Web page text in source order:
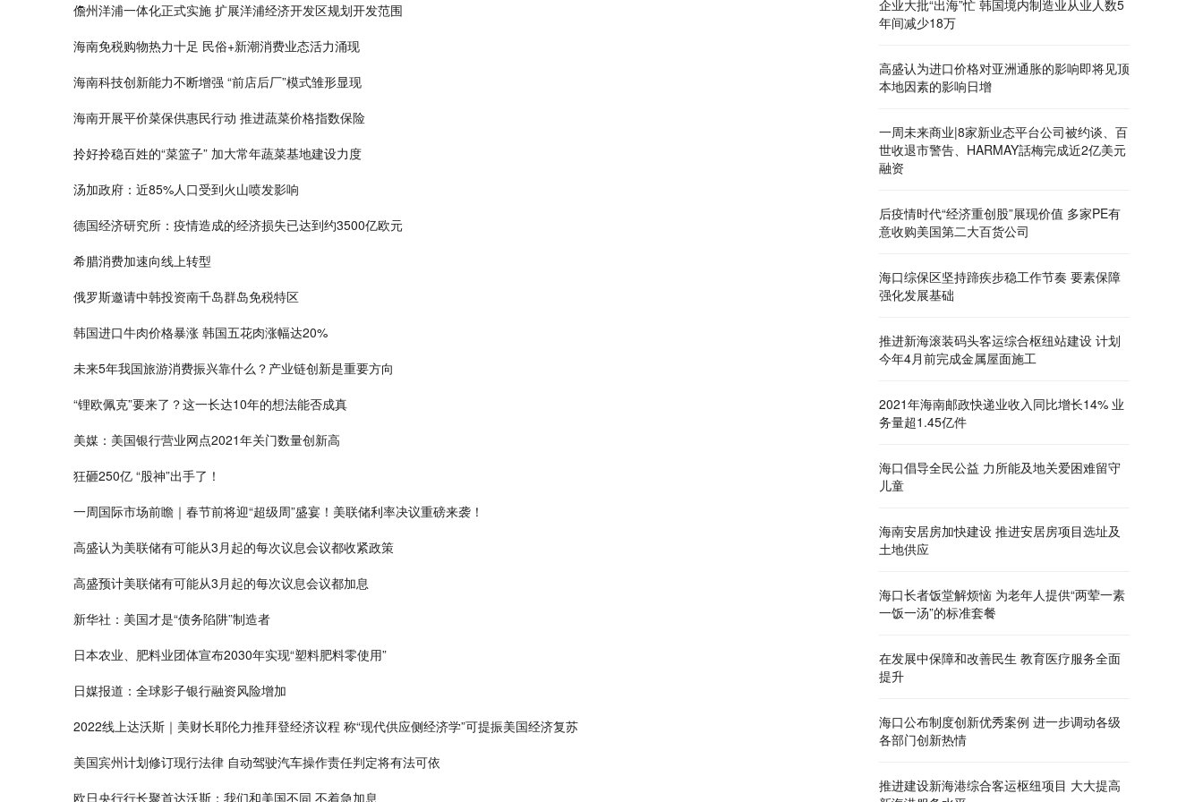
儋州洋浦一体化正式实施 扩展洋浦经济开发区规划开发范围
海南免税购物热力十足 民俗+新潮消费业态活力涌现
海南科技创新能力不断增强 “前店后厂”模式雏形显现
海南开展平价菜保供惠民行动 推进蔬菜价格指数保险
拎好拎稳百姓的“菜篮子” 加大常年蔬菜基地建设力度
汤加政府：近85%人口受到火山喷发影响
德国经济研究所：疫情造成的经济损失已达到约3500亿欧元
希腊消费加速向线上转型
俄罗斯邀请中韩投资南千岛群岛免税特区
韩国进口牛肉价格暴涨 韩国五花肉涨幅达20%
未来5年我国旅游消费振兴靠什么？产业链创新是重要方向
“锂欧佩克”要来了？这一长达10年的想法能否成真
美媒：美国银行营业网点2021年关门数量创新高
狂砸250亿 “股神”出手了！
一周国际市场前瞻｜春节前将迎“超级周”盛宴！美联储利率决议重磅来袭！
高盛认为美联储有可能从3月起的每次议息会议都收紧政策
高盛预计美联储有可能从3月起的每次议息会议都加息
新华社：美国才是“债务陷阱”制造者
日本农业、肥料业团体宣布2030年实现“塑料肥料零使用”
日媒报道：全球影子银行融资风险增加
2022线上达沃斯｜美财长耶伦力推拜登经济议程 称“现代供应侧经济学”可提振美国经济复苏
美国宾州计划修订现行法律 自动驾驶汽车操作责任判定将有法可依
欧日央行行长聚首达沃斯：我们和美国不同 不着急加息
企业大批“出海”忙 韩国境内制造业从业人数5
年间减少18万
高盛认为进口价格对亚洲通胀的影响即将见顶
本地因素的影响日增
一周未来商业|8家新业态平台公司被约谈、百
世收退市警告、HARMAY話梅完成近2亿美元
融资
后疫情时代“经济重创股”展现价值 多家PE有
意收购美国第二大百货公司
海口综保区坚持蹄疾步稳工作节奏 要素保障
强化发展基础
推进新海滚装码头客运综合枢纽站建设 计划
今年4月前完成金属屋面施工
2021年海南邮政快递业收入同比增长14% 业
务量超1.45亿件
海口倡导全民公益 力所能及地关爱困难留守
儿童
海南安居房加快建设 推进安居房项目选址及
土地供应
海口长者饭堂解烦恼 为老年人提供“两荤一素
一饭一汤”的标准套餐
在发展中保障和改善民生 教育医疗服务全面
提升
海口公布制度创新优秀案例 进一步调动各级
各部门创新热情
推进建设新海港综合客运枢纽项目 大大提高